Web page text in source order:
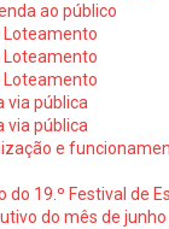
ao público
Loteamento
Loteamento
Loteamento
via pública
via pública
e
19.º Festival de
do mês de